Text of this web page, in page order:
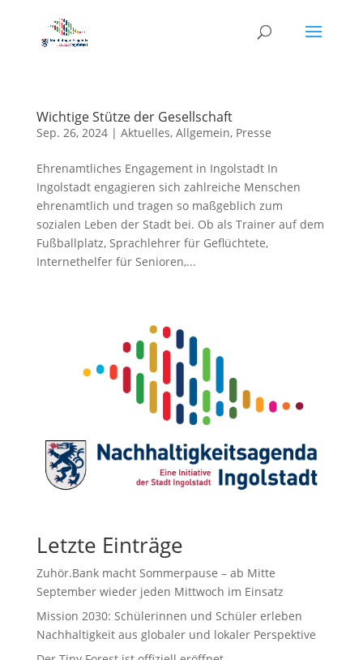
Wichtige Stütze der Gesellschaft
Sep. 26, 2024| Aktuelles, Allgemein, Presse
Ehrenamtliches Engagement in Ingolstadt In
Ingolstadt engagieren sich zahlreiche Menschen
ehrenamtlich und tragen so maßgeblich zum
sozialen Leben der Stadt bei. Ob als Trainer auf dem
Fußballplatz, Sprachlehrer für Geflüchtete,
Internethelfer für Senioren,...
Letzte Einträge
Zuhör.Bank macht Sommerpause – ab Mitte
September wieder jeden Mittwoch im Einsatz
Mission 2030: Schülerinnen und Schüler erleben
Nachhaltigkeit aus globaler und lokaler Perspektive